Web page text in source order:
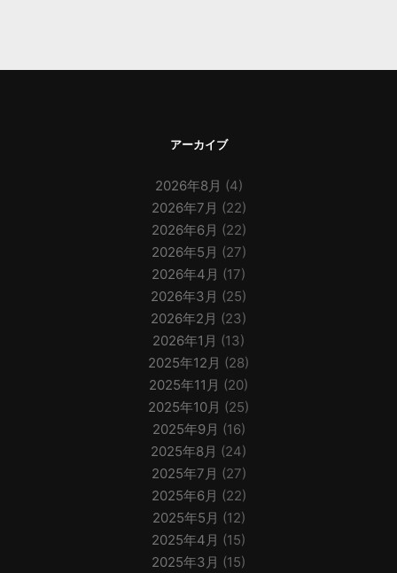
アーカイブ
2026年8月 (4)
2026年7月 (22)
2026年6月 (22)
2026年5月 (27)
2026年4月 (17)
2026年3月 (25)
2026年2月 (23)
2026年1月 (13)
2025年12月 (28)
2025年11月 (20)
2025年10月 (25)
2025年9月 (16)
2025年8月 (24)
2025年7月 (27)
2025年6月 (22)
2025年5月 (12)
2025年4月 (15)
2025年3月 (15)